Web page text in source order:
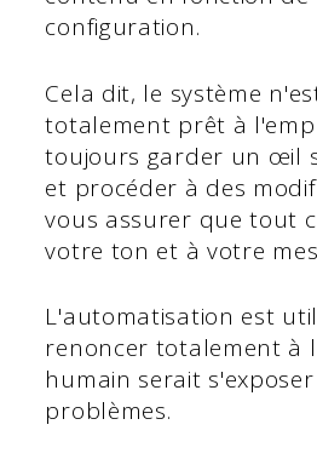
configuration.
Cela dit, le système
totalement prêt à
toujours garder un œil
et procéder à des
vous assurer que tout
votre ton et à votre
L'automatisation est
renoncer totalement à
humain serait
problèmes.